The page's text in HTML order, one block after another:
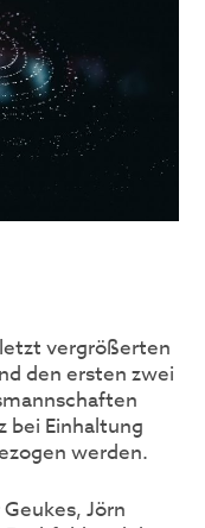
vergrößerten
den ersten zwei
bei Einhaltung
werden.
Jörn